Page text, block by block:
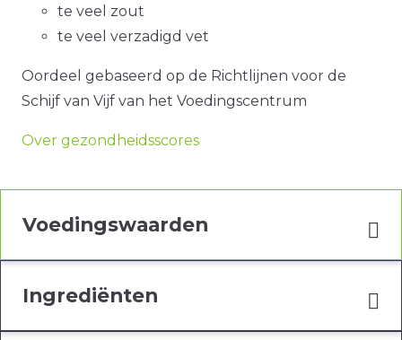
te veel zout
te veel verzadigd vet
Oordeel gebaseerd op de Richtlijnen voor de
Schijf van Vijf van het Voedingscentrum
Over gezondheidsscores
Voedingswaarden
Ingrediënten